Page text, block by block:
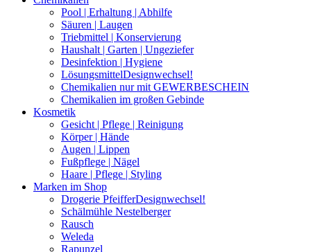
Pool | Erhaltung | Abhilfe
Säuren | Laugen
Triebmittel | Konservierung
Haushalt | Garten | Ungeziefer
Desinfektion | Hygiene
LösungsmittelDesignwechsel!
Chemikalien nur mit GEWERBESCHEIN
Chemikalien im großen Gebinde
Kosmetik
Gesicht | Pflege | Reinigung
Körper | Hände
Augen | Lippen
Fußpflege | Nägel
Haare | Pflege | Styling
Marken im Shop
Drogerie PfeifferDesignwechsel!
Schälmühle Nestelberger
Rausch
Weleda
Rapunzel